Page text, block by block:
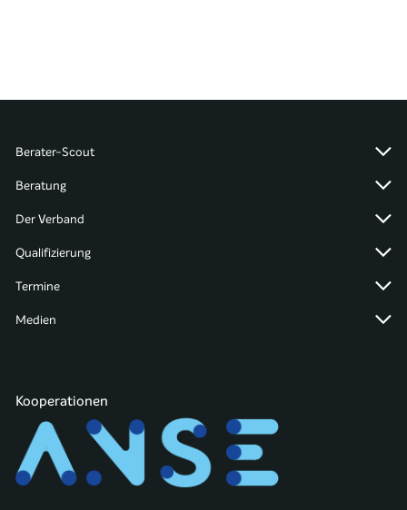
Berater-Scout
Beratung
Der Verband
Qualifizierung
Termine
Medien
Kooperationen